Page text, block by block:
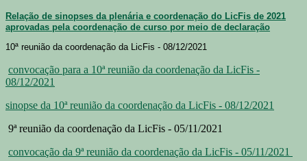
Relação de sinopses da plenária e coordenação do LicFis de 2021
aprovadas pela coordenação de curso por meio de declaração
10ª reunião da coordenação da LicFis - 08/12/2021
convocação para a 10ª reunião da coordenação da LicFis -
08/12/2021
sinopse da 10ª reunião da coordenação da LicFis - 08/12/2021
9ª reunião da coordenação da LicFis - 05/11/2021
convocação da 9ª reunião da coordenação da LicFis - 05/11/2021